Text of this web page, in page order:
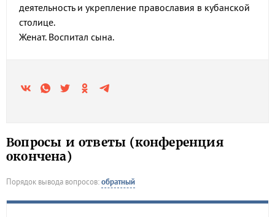
деятельность и укрепление православия в кубанской
столице.
Женат. Воспитал сына.
Вопросы и ответы (конференция
окончена)
Порядок вывода вопросов:обратный